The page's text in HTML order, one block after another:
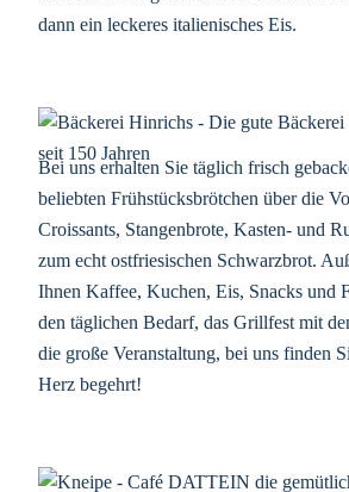
dann ein leckeres italienisches Eis.
Bei uns erhalten Sie täglich frisch
beliebten Frühstücksbrötchen über die
Croissants, Stangenbrote, Kasten- und
zum echt ostfriesischen Schwarzbrot.
Ihnen Kaffee, Kuchen, Eis, Snacks und
den täglichen Bedarf, das Grillfest mit
die große Veranstaltung, bei uns finden
Herz begehrt!